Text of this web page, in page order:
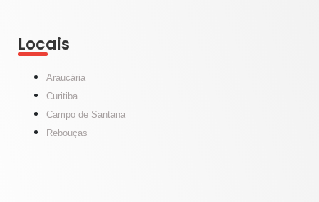
Locais
Araucária
Curitiba
Campo de Santana
Rebouças